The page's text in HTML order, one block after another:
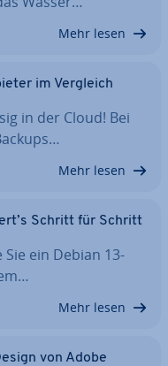
Mehr lesen
im Vergleich
in der Cloud! Bei
Mehr lesen
Schritt für Schritt
ein Debian 13-
Mehr lesen
von Adobe